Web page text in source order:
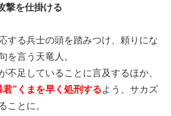
撃を仕掛ける
する兵士の頭を踏みつけ、頼りにな
を言う天竜人。
不足していることに言及するほか、
”くまを早く処刑するよう、サカズ
ことに。